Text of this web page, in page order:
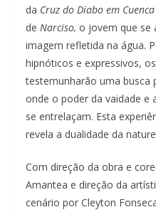
da Cruz do Diabo em Cuenca
de Narciso, o jovem que se
imagem refletida na água.
hipnóticos e expressivos,
testemunharão uma busca
onde o poder da vaidade e
se entrelaçam. Esta
revela a dualidade da
Com direção da obra e
Amantea e direção da
cenário por Cleyton